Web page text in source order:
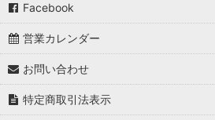
Facebook
営業カレンダー
お問い合わせ
特定商取引法表示